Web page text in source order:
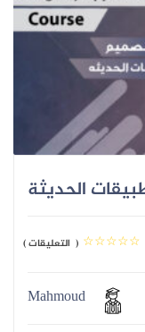
الحديثة
( التعليقات )
Mahmoud